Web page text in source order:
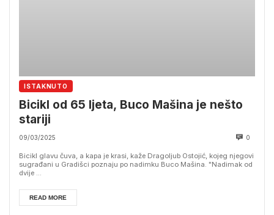
ISTAKNUTO
Bicikl od 65 ljeta, Buco Mašina je nešto
stariji
09/03/2025 0
Bicikl glavu čuva, a kapa je krasi, kaže Dragoljub Ostojić, kojeg njegovi
sugrađani u Gradišci poznaju po nadimku Buco Mašina. "Nadimak od
dvije ...
READ MORE